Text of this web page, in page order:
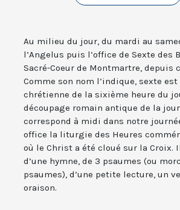
Au milieu du jour, du mardi au
l’Angelus puis l’office de Sexte des
Sacré-Coeur de Montmartre, depuis
Comme son nom l’indique, sexte
chrétienne de la sixième heure du
découpage romain antique de la
correspond à midi dans notre
office la liturgie des Heures
où le Christ a été cloué sur la Croix.
d’une hymne, de 3 psaumes (ou
psaumes), d’une petite lecture, un
oraison.